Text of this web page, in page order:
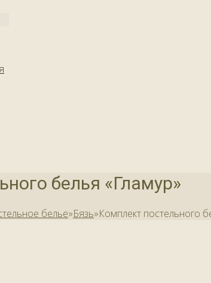
белья «Гламур»
белье»Бязь»Комплект постельного